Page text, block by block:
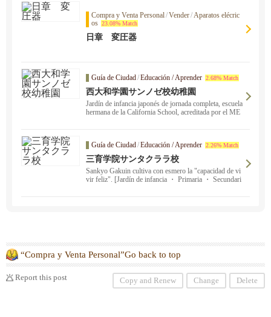
Compra y Venta Personal/Vender/Aparatos elécric
os 23.08% Match
日章 変圧器
Guía de Ciudad/Educación / Aprender 2.68% Match
西大和学園サンノゼ校幼稚園
Jardín de infancia japonés de jornada completa, escuela
hermana de la California School, acreditada por el ME
Guía de Ciudad/Educación / Aprender 2.26% Match
三育学院サンタクララ校
Sankyo Gakuin cultiva con esmero la "capacidad de vi
vir feliz". [Jardín de infancia ・ Primaria ・ Secundari
“Compra y Venta Personal”Go back to top
Report this post Copy and Renew Change Delete